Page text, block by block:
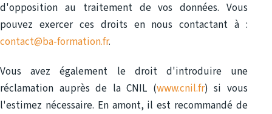
d'opposition au traitement de vos données. Vous
pouvez exercer ces droits en nous contactant à :
contact@ba-formation.fr.
Vous avez également le droit d'introduire une
réclamation auprès de la CNIL (www.cnil.fr) si vous
l'estimez nécessaire. En amont, il est recommandé de